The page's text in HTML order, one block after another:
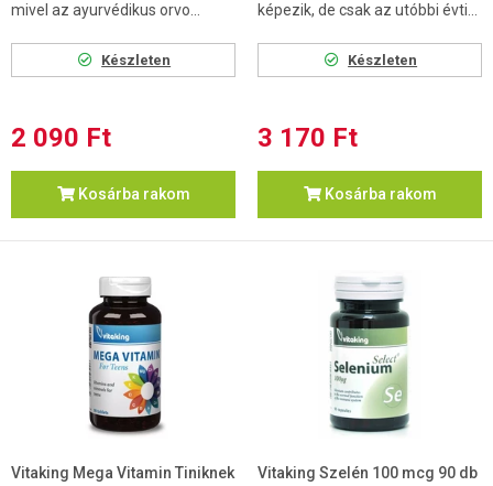
mivel az ayurvédikus orvo...
Készleten
2 090 Ft
Kosárba rakom
képezik, de csak az utóbbi évti...
Készleten
3 170 Ft
Kosárba rakom
Vitaking Mega Vitamin Tiniknek
Vitaking Szelén 100 mcg 90 db